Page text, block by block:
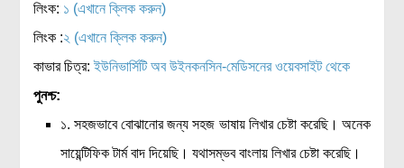
লিংক: ১ (এখানে ক্লিক করুন)
লিংক :২ (এখানে ক্লিক করুন)
কাভার চিত্র:ইউনিভার্সিটি অব উইনকনসিন-মেডিসনের ওয়েবসাইট থেকে
পুনশ্চ:
১. সহজভাবে বোঝানোর জন্য সহজ ভাষায় লিখার চেষ্টা করেছি। অনেক
সায়েন্টিফিক টার্ম বাদ দিয়েছি। যথাসম্ভব বাংলায় লিখার চেষ্টা করেছি।